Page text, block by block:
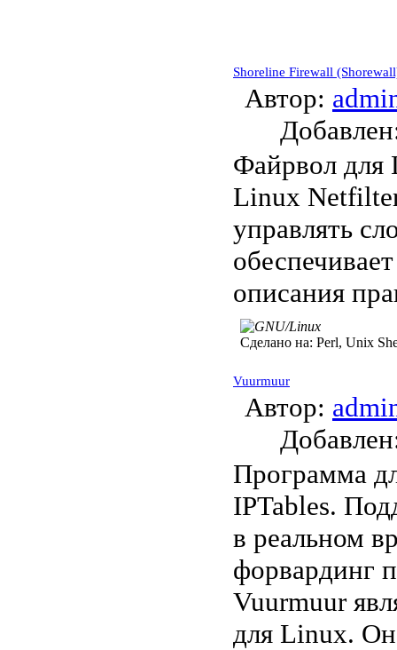
Shoreline Firewall
Автор:
Файрвол для
Linux
управлять
описания
Сделано на: Perl, Unix
Vuurmuur
Автор:
Программа
IPTables.
в реальном
форвардинг
Vuurmuur
для Linux.